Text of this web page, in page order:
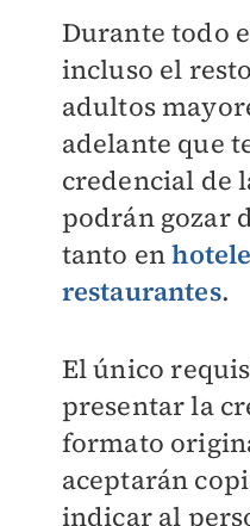
Durante todo
incluso el
adultos
adelante que
credencial de
podrán gozar
tanto en
restaurantes.
El único
presentar la
formato
aceptarán
indicar al